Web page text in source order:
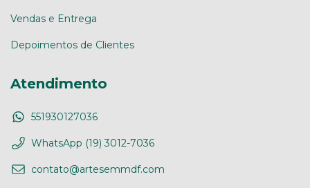
Vendas e Entrega
Depoimentos de Clientes
Atendimento
551930127036
WhatsApp (19) 3012-7036
contato@artesemmdf.com